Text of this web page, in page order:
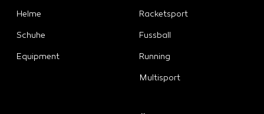
Helme
Schuhe
Equipment
Racketsport
Fussball
Running
Multisport